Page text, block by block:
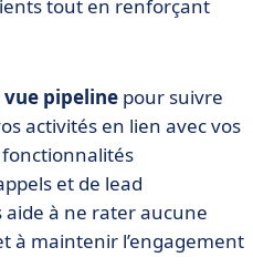
tout en renforçant
vue pipeline pour suivre
activités en lien avec vos
fonctionnalités
et de lead
aide à ne rater aucune
à maintenir l’engagement